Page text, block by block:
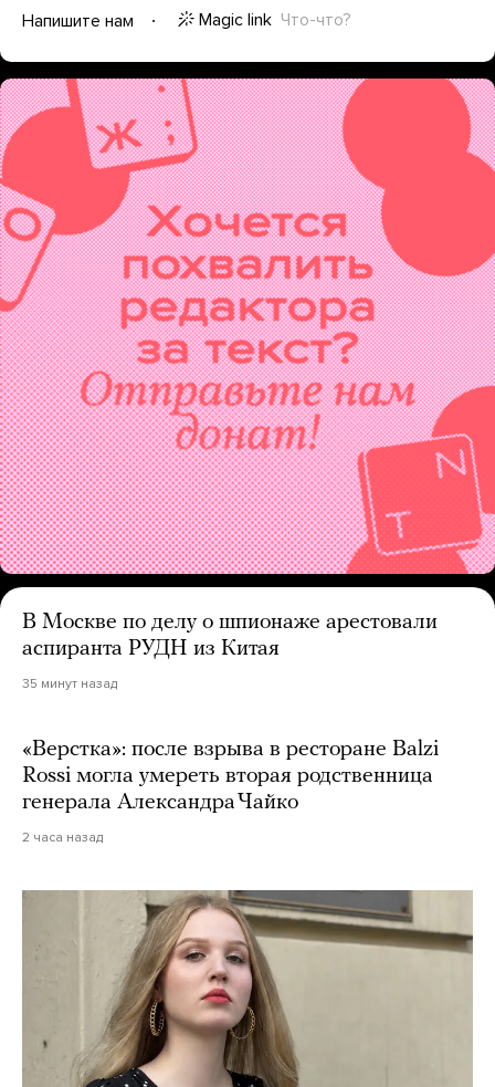
Напишите нам
Magic link Что-что?
В Москве по делу о шпионаже арестовали
аспиранта РУДН из Китая
35 минут назад
«Верстка»: после взрыва в ресторане Balzi
Rossi могла умереть вторая родственница
генерала Александра Чайко
2 часа назад